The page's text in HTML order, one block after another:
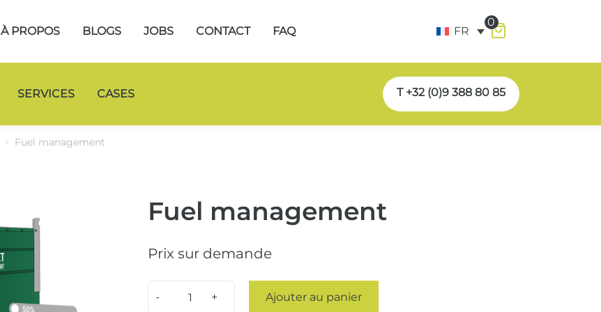
À PROPOS BLOGS JOBS CONTACT FAQ FR
0
SERVICES CASES T +32 (0)9 388 80 85
Fuel management
Fuel management
Prix ​​sur demande
Ajouter au panier